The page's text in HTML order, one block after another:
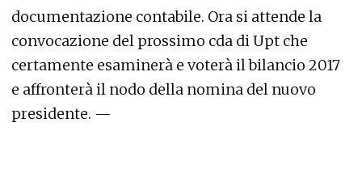
documentazione contabile. Ora si attende la
convocazione del prossimo cda di Upt che
certamente esaminerà e voterà il bilancio 2017
e affronterà il nodo della nomina del nuovo
presidente. —